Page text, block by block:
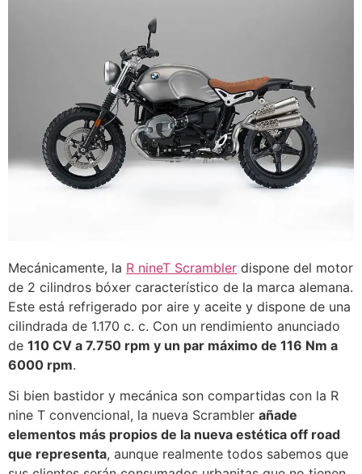
Mecánicamente, la R nineT Scrambler dispone del motor
de 2 cilindros bóxer característico de la marca alemana.
Este está refrigerado por aire y aceite y dispone de una
cilindrada de 1.170 c. c. Con un rendimiento anunciado
de 110 CV a 7.750 rpm y un par máximo de 116 Nm a
6000 rpm.
Si bien bastidor y mecánica son compartidas con la R
nine T convencional, la nueva Scrambler añade
elementos más propios de la nueva estética off road
que representa, aunque realmente todos sabemos que